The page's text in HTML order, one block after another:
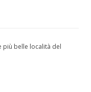
più belle località del